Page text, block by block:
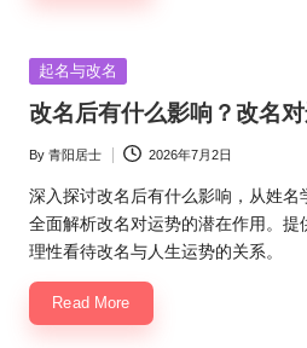
Posted
起名与改名
改名后有什么影响？改名
Posted
by
By 青阳居士 2026年7月2日
深入探讨改名后有什么影响，从姓名
全面解析改名对运势的潜在作用。
理性看待改名与人生运势的关系。
Read More